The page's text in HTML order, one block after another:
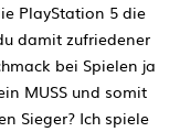
PlayStation 5 die
damit zufriedener
bei Spielen ja
MUSS und somit
Sieger? Ich spiele